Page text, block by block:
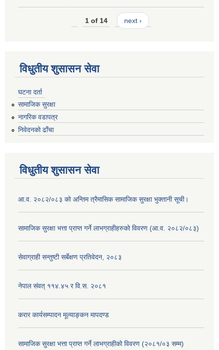
1 of 14 next ›
विधुतीय शुसासन सेवा
घटना दर्ता
सामाजिक सुरक्षा
नागरिक वडापत्र
निवेदनको ढाँचा
विधुतीय शुसासन सेवा
आ.व. २०८२/०८३ को अन्तिम त्रैमासिक सामाजिक सुरक्षा भुक्तानी सूची।
सामाजिक सुरक्षा भत्ता प्राप्त गर्ने लाभग्राहीहरुको विवरण (आ.व. २०८२/०८३)
सेवाग्राही सन्तुष्टी सर्बेक्षण प्रतिवेदन, २०८३
नेपाल संवत् ११४.४५ र वि.स. २०८१
करार कार्यसम्पादन मूल्याङ्कन मापदण्ड
सामाजिक सुरक्षा भत्ता प्राप्त गर्ने लाभग्राहीको विवरण (२०८१/०३ सम्म)